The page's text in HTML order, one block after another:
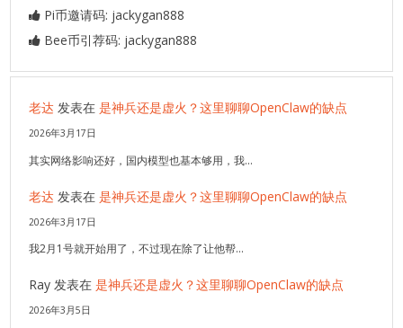
Pi币邀请码: jackygan888
Bee币引荐码: jackygan888
老达 发表在是神兵还是虚火？这里聊聊OpenClaw的缺点
2026年3月17日
其实网络影响还好，国内模型也基本够用，我…
老达 发表在是神兵还是虚火？这里聊聊OpenClaw的缺点
2026年3月17日
我2月1号就开始用了，不过现在除了让他帮…
Ray 发表在是神兵还是虚火？这里聊聊OpenClaw的缺点
2026年3月5日